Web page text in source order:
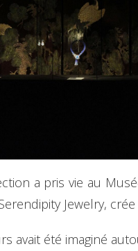
a pris vie au
Jewelry,
avait été imaginé